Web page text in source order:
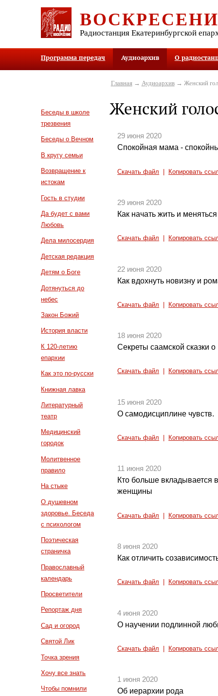
Радиостанция Екатеринбургской
Программа передач Аудиоархив О
Беседы в школе
трезвения
Беседы о Вечном
В кругу семьи
Возвращение к
истокам
Гость в студии
Да будет с вами
Любовь
Дела милосердия
Детская редакция
Детям о Боге
Дотянуться до
небес
Закон Божий
История власти
К 120-летию
епархии
Как это по-русски
Книжная лавка
Литературный
театр
Медицинский
городок
Молитвенное
правило
На стыке
О душевном
здоровье. Беседа
с психологом
Поэтическая
страничка
Православный
календарь
Просветители
Репортаж дня
Сад и огород
Святой Лик
Точка зрения
Хочу все знать
Чтобы помнили
Главная→ Аудиоархив→ Женский
Женский
29 июня 2020
Спокойная мама -
Скачать файл Копировать
29 июня 2020
Как начать жить и
Скачать файл Копировать
22 июня 2020
Как вдохнуть новизну и
Скачать файл Копировать
18 июня 2020
Секреты саамской сказки о
Скачать файл Копировать
15 июня 2020
О самодисциплине чувств.
Скачать файл Копировать
11 июня 2020
Кто больше вкладывается
женщины
Скачать файл Копировать
8 июня 2020
Как отличить
Скачать файл Копировать
4 июня 2020
О научении подлинной
Скачать файл Копировать
1 июня 2020
Об иерархии рода